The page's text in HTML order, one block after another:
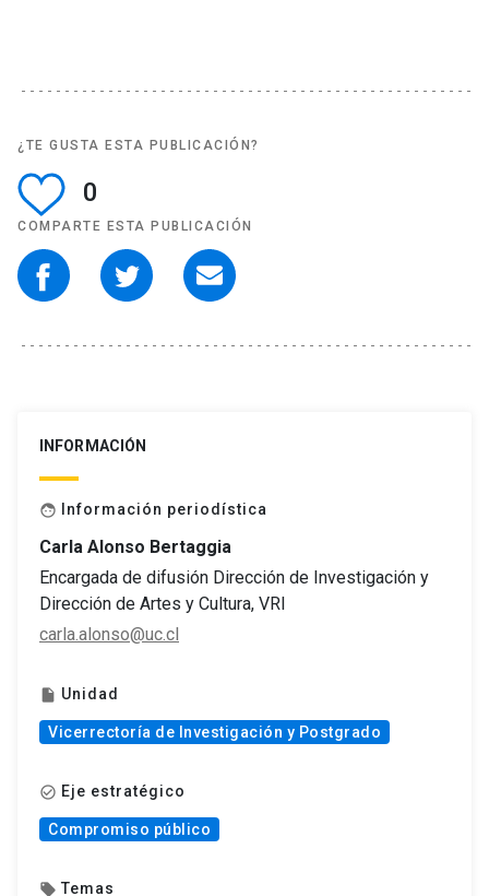
¿TE GUSTA ESTA PUBLICACIÓN?
0
COMPARTE ESTA PUBLICACIÓN
INFORMACIÓN
face Información periodística
Carla Alonso Bertaggia
Encargada de difusión Dirección de Investigación y
Dirección de Artes y Cultura, VRI
carla.alonso@uc.cl
insert_drive_file Unidad
Vicerrectoría de Investigación y Postgrado
check_circle_outline Eje estratégico
Compromiso público
local_offer Temas